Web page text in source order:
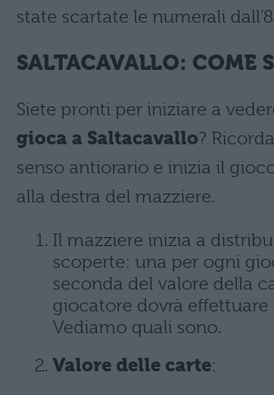
state scartate le numerali
SALTACAVALLO: COME
Siete pronti per iniziare a
gioca a Saltacavallo?
senso antiorario e inizia il
alla destra del mazziere.
Il mazziere inizia a
scoperte: una per ogni
seconda del valore della
giocatore dovrà effettuare
Vediamo quali sono.
Valore delle carte: